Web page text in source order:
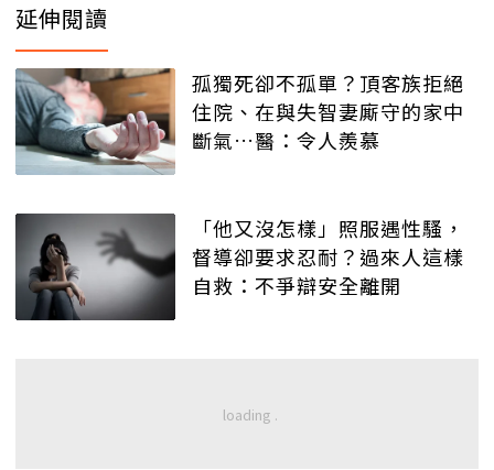
延伸閱讀
孤獨死卻不孤單？頂客族拒絕
住院、在與失智妻廝守的家中
斷氣…醫：令人羨慕
「他又沒怎樣」照服遇性騷，
督導卻要求忍耐？過來人這樣
自救：不爭辯安全離開